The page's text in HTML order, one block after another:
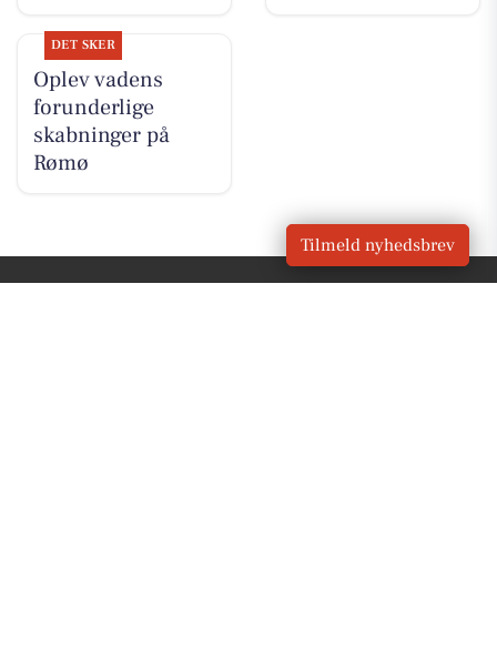
DET SKER
Oplev vadens
forunderlige
skabninger på
Rømø
Tilmeld nyhedsbrev